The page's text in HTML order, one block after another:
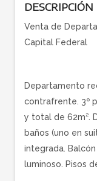
DESCRIPCIÓN
Venta de
Capital Federal
Departamento
contrafrente. 3º
y total de 62m².
baños (uno en
integrada.
luminoso. Pisos